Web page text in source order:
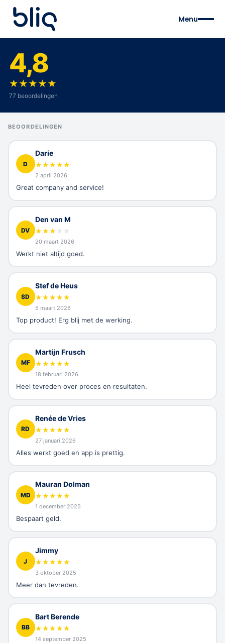
Menu
4,8
★★★★★
77 beoordelingen
BEOORDELINGEN
D
Darie
★★★★★
2 april 2026
Great company and service!
DV
Den van M
★★★ ★ ★
20 maart 2026
Werkt niet altijd goed.
SD
Stef de Heus
★★★★★
5 maart 2026
Top product! Erg blij met de werking.
MF
Martijn Frusch
★★★★★
18 februari 2026
Heel tevreden over proces en resultaten.
RD
Renée de Vries
★★★★★
27 januari 2026
Alles werkt goed en app is prettig.
MD
Mauran Dolman
★★★★★
1 december 2025
Bespaart geld.
J
Jimmy
★★★★★
3 oktober 2025
Meer dan tevreden.
BB
Bart Berende
★★★★★
14 september 2025